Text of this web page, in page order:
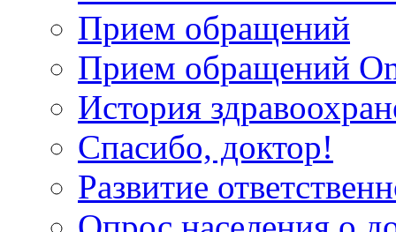
Прием обращений
Прием обращений
История
Спасибо, доктор!
Развитие